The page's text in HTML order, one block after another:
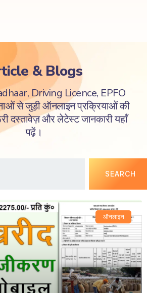
& Blogs
Driving Licence, EPFO
से जुड़ी ऑनलाइन प्रक्रियाओं की
दस्तावेज़ और लेटेस्ट जानकारी यहाँ
पढ़ें।
SEARCH
ऑनलाइन